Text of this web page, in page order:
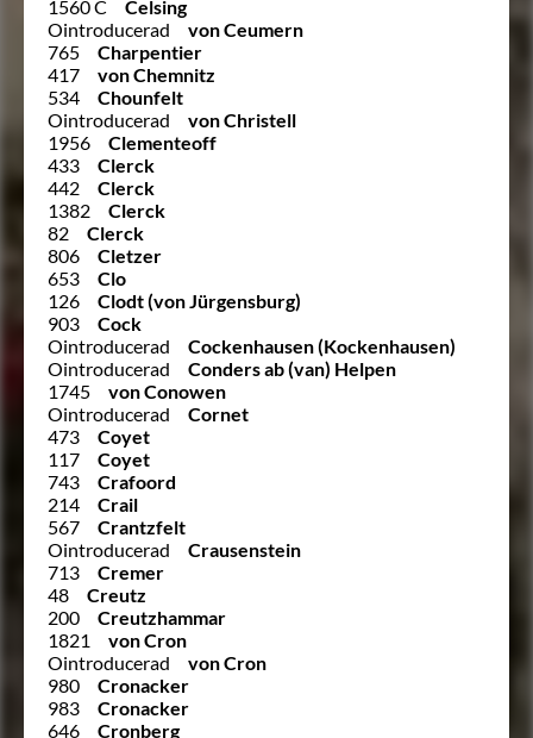
1560 C
Celsing
Ointroducerad
von Ceumern
765
Charpentier
417
von Chemnitz
534
Chounfelt
Ointroducerad
von Christell
1956
Clementeoff
433
Clerck
442
Clerck
1382
Clerck
82
Clerck
806
Cletzer
653
Clo
126
Clodt (von Jürgensburg)
903
Cock
Ointroducerad
Cockenhausen (Kockenhausen)
Ointroducerad
Conders ab (van) Helpen
1745
von Conowen
Ointroducerad
Cornet
473
Coyet
117
Coyet
743
Crafoord
214
Crail
567
Crantzfelt
Ointroducerad
Crausenstein
713
Cremer
48
Creutz
200
Creutzhammar
1821
von Cron
Ointroducerad
von Cron
980
Cronacker
983
Cronacker
646
Cronberg